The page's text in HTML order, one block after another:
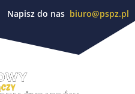
Napisz do nas biuro@pspz.pl